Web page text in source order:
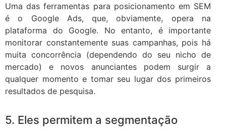
Uma das ferramentas para posicionamento em SEM
é o Google Ads, que, obviamente, opera na
plataforma do Google. No entanto, é importante
monitorar constantemente suas campanhas, pois há
muita concorrência (dependendo do seu nicho de
mercado) e novos anunciantes podem surgir a
qualquer momento e tomar seu lugar dos primeiros
resultados de pesquisa.
5. Eles permitem a segmentação